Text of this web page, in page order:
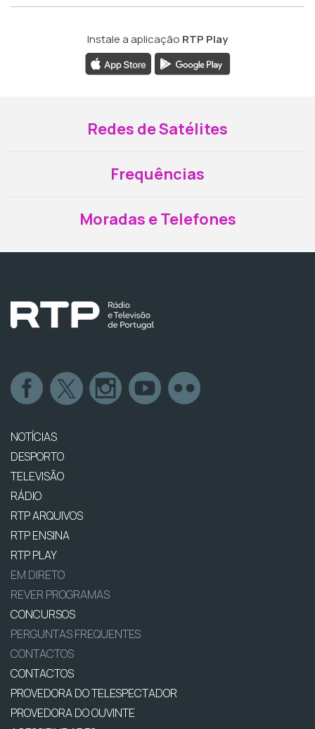
Instale a aplicação RTP Play
Redes de Satélites
Frequências
Moradas e Telefones
NOTÍCIAS
DESPORTO
TELEVISÃO
RÁDIO
RTP ARQUIVOS
RTP ENSINA
RTP PLAY
EM DIRETO
REVER PROGRAMAS
CONCURSOS
PERGUNTAS FREQUENTES
CONTACTOS
CONTACTOS
PROVEDORA DO TELESPECTADOR
PROVEDORA DO OUVINTE